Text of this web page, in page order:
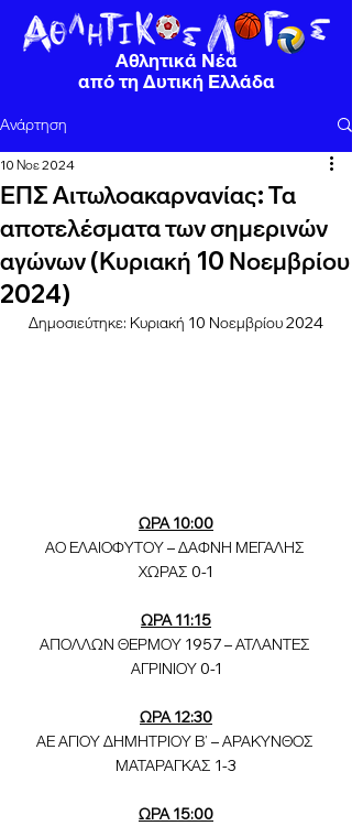
Αθλητικά Νέα
από τη Δυτική Ελλάδα
Ανάρτηση
ΕΠΣ Αιτωλοακαρνανίας: Τα
αποτελέσματα των σημερινών
αγώνων (Κυριακή 10 Νοεμβρίου
2024)
10 Νοε 2024
Δημοσιεύτηκε: Κυριακή 10 Νοεμβρίου 2024
ΩΡΑ 10:00
ΑΟ ΕΛΑΙΟΦΥΤΟΥ – ΔΑΦΝΗ ΜΕΓΑΛΗΣ
ΧΩΡΑΣ 0-1
ΩΡΑ 11:15
ΑΠΟΛΛΩΝ ΘΕΡΜΟΥ 1957 – ΑΤΛΑΝΤΕΣ
ΑΓΡΙΝΙΟΥ 0-1
ΩΡΑ 12:30
ΑΕ ΑΓΙΟΥ ΔΗΜΗΤΡΙΟΥ Β’ – ΑΡΑΚΥΝΘΟΣ
ΜΑΤΑΡΑΓΚΑΣ 1-3
ΩΡΑ 15:00